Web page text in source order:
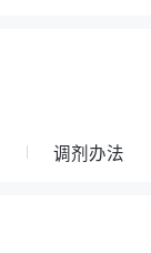
调剂办法